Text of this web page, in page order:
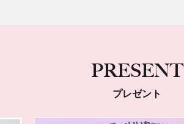
PRESENT
プレゼント